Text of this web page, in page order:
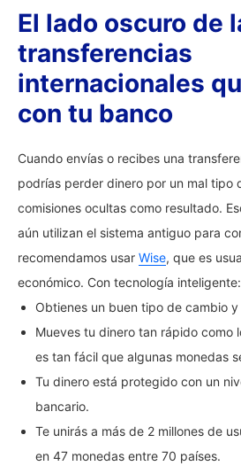
El lado oscuro de
transferencias
internacionales
con tu banco
Cuando envías o recibes una
podrías perder dinero por un mal tipo
comisiones ocultas como resultado.
aún utilizan el sistema antiguo para
recomendamos usar Wise, que es
económico. Con tecnología inteligente:
Obtienes un buen tipo de cambio
Mueves tu dinero tan rápido como
es tan fácil que algunas monedas
Tu dinero está protegido con un
bancario.
Te unirás a más de 2 millones de
en 47 monedas entre 70 países.